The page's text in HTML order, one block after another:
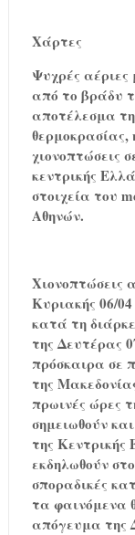
Χάρτες
Ψυχρές
από το βράδυ
αποτέλεσμα
θερμοκρασίας,
χιονοπτώσεις
κεντρικής
στοιχεία του
Αθηνών.
Χιονοπτώσεις
Κυριακής 06/
κατά τη
της Δευτέρας
πρόσκαιρα σε
της
πρωινές ώρες
σημειωθούν
της
εκδηλωθούν
σποραδικές
τα φαινόμενα
απόγευμα της